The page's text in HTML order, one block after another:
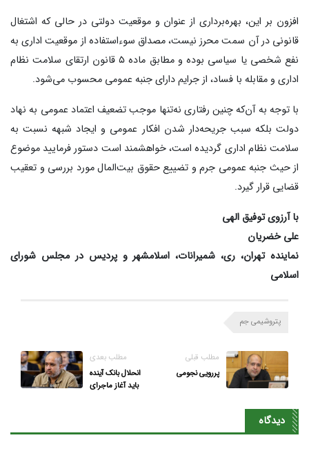
افزون بر این، بهره‌برداری از عنوان و موقعیت دولتی در حالی که اشتغال
قانونی در آن سمت محرز نیست، مصداق سوءاستفاده از موقعیت اداری به
نفع شخصی یا سیاسی بوده و مطابق ماده ۵ قانون ارتقای سلامت نظام
اداری و مقابله با فساد، از جرایم دارای جنبه عمومی محسوب می‌شود.
با توجه به آن‌که چنین رفتاری نه‌تنها موجب تضعیف اعتماد عمومی به نهاد
دولت بلکه سبب جریحه‌دار شدن افکار عمومی و ایجاد شبهه نسبت به
سلامت نظام اداری گردیده است، خواهشمند است دستور فرمایید موضوع
از حیث جنبه عمومی جرم و تضییع حقوق بیت‌المال مورد بررسی و تعقیب
قضایی قرار گیرد.
با آرزوی توفیق الهی
علی خضریان
نماینده تهران، ری، شمیرانات، اسلامشهر و پردیس در مجلس شورای
اسلامی
پتروشیمی جم
مطلب قبلی
پررویی نجومی
مطلب بعدی
انحلال بانک آینده
باید آغاز ماجرای
متخلف و مقصر
دیدگاه